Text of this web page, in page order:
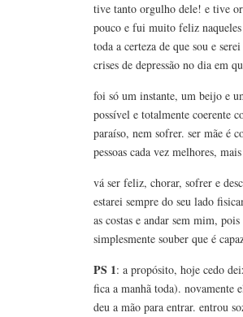
tive tanto orgulho dele! e tive
pouco e fui muito feliz
toda a certeza de que sou e
crises de depressão no dia em
foi só um instante, um beijo e
possível e totalmente coerente
paraíso, nem sofrer. ser mãe é
pessoas cada vez melhores,
vá ser feliz, chorar, sofrer e
estarei sempre do seu lado
as costas e andar sem mim,
simplesmente souber que é
PS 1: a propósito, hoje cedo
fica a manhã toda). novamente
deu a mão para entrar. entrou